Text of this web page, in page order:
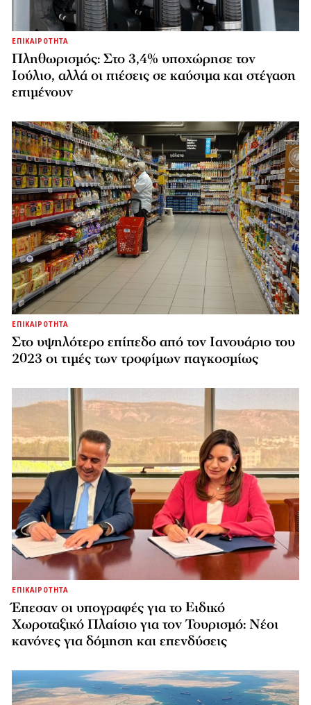
ΕΠΙΚΑΙΡΟΤΗΤΑ
Πληθωρισμός: Στο 3,4% υποχώρησε τον
Ιούλιο, αλλά οι πιέσεις σε καύσιμα και στέγαση
επιμένουν
ΕΠΙΚΑΙΡΟΤΗΤΑ
Στο υψηλότερο επίπεδο από τον Ιανουάριο του
2023 οι τιμές των τροφίμων παγκοσμίως
ΕΠΙΚΑΙΡΟΤΗΤΑ
Έπεσαν οι υπογραφές για το Ειδικό
Χωροταξικό Πλαίσιο για τον Τουρισμό: Νέοι
κανόνες για δόμηση και επενδύσεις